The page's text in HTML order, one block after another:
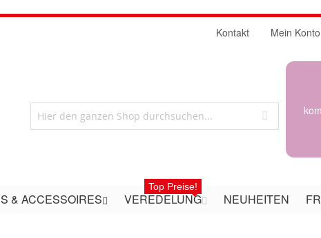
Mein Konto
Kontakt
& ACCESSOIRES VEREDELUNG
Top Preise!
NEUHEITEN